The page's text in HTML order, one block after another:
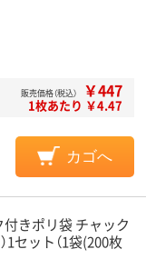
販売価格（税込） ￥447
1枚あたり ￥4.47
カゴへ
きポリ袋 チャック
1セット（1袋(200枚